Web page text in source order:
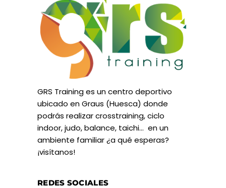
GRS Training es un centro deportivo
ubicado en Graus (Huesca) donde
podrás realizar crosstraining, ciclo
indoor, judo, balance, taichi… en un
ambiente familiar ¿a qué esperas?
¡visítanos!
REDES SOCIALES